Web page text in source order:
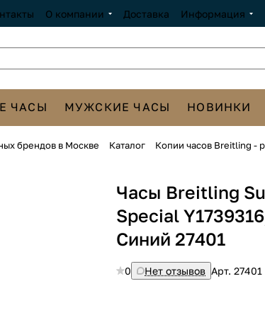
О компании Доставка Информация
ЧАСЫ МУЖСКИЕ ЧАСЫ НОВИНКИ
брендов в Москве Каталог Копии часов Breitling -
Часы Breitling
Special
Синий 27401
0 Нет отзывов Арт.27401